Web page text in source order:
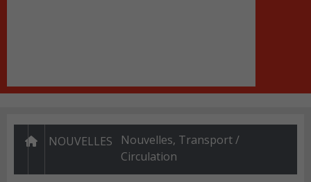
NOUVELLES Nouvelles, Transport /
Circulation